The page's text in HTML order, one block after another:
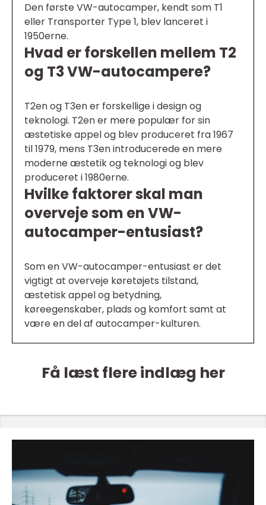
Den første VW-autocamper, kendt som T1
eller Transporter Type 1, blev lanceret i
1950erne.
Hvad er forskellen mellem T2
og T3 VW-autocampere?
T2en og T3en er forskellige i design og
teknologi. T2en er mere populær for sin
æstetiske appel og blev produceret fra 1967
til 1979, mens T3en introducerede en mere
moderne æstetik og teknologi og blev
produceret i 1980erne.
Hvilke faktorer skal man
overveje som en VW-
autocamper-entusiast?
Som en VW-autocamper-entusiast er det
vigtigt at overveje køretøjets tilstand,
æstetisk appel og betydning,
køreegenskaber, plads og komfort samt at
være en del af autocamper-kulturen.
Få læst flere indlæg her